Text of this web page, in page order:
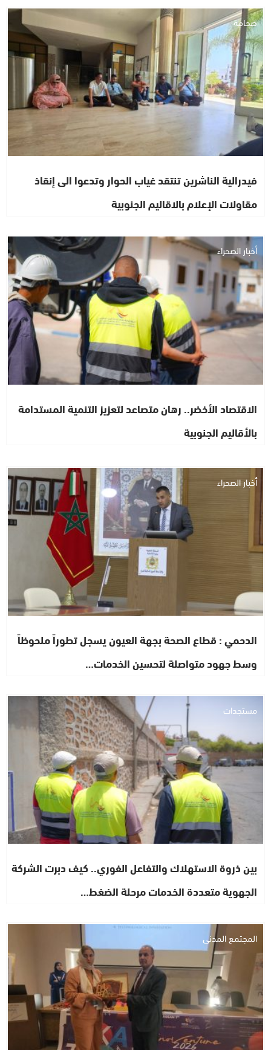
صحافة
فيدرالية الناشرين تنتقد غياب الحوار وتدعوا الى إنقاذ
مقاولات الإعلام بالاقاليم الجنوبية
أخبار الصحراء
الاقتصاد الأخضر.. رهان متصاعد لتعزيز التنمية المستدامة
بالأقاليم الجنوبية
أخبار الصحراء
الدحمي : قطاع الصحة بجهة العيون يسجل تطوراً ملحوظاً
وسط جهود متواصلة لتحسين الخدمات…
مستجدات
بين ذروة الاستهلاك والتفاعل الفوري.. كيف دبرت الشركة
الجهوية متعددة الخدمات مرحلة الضغط…
المجتمع المدني